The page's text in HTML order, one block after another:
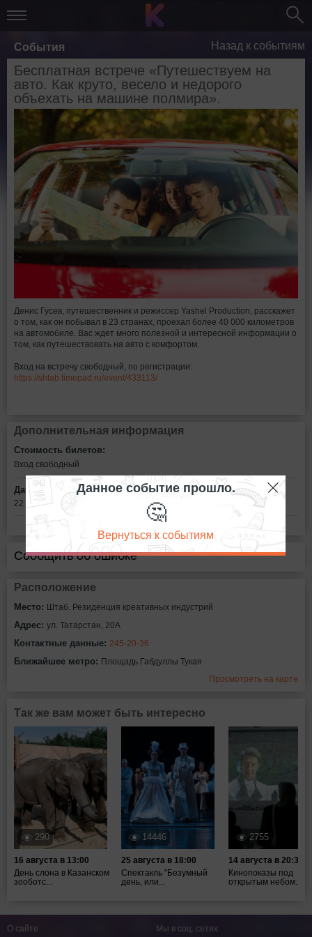
События Назад к событиям
Бесплатная встрече «Путешествуем на
авто. Как круто, весело и недорого
объехать на машине полмира».
Денис Гусев, путешественник и режиссер Yashel Production, расскажет
о том, как он побывал в 23 странах, проехал более 40 000 километров
на автомобиле. Вас ждет много полезной и интересной информации о
том, как путешествовать на авто с комфортом.
Вход на встречу свободный, по регистрации:
https://shtab.timepad.ru/event/433113/
Дополнительная информация
Стоимость билетов:
Вход свободный
Дата:
22 января в 17:00
Сообщить об ошибке
Расположение
Место: Штаб. Резиденция креативных индустрий
Адрес: ул. Татарстан, 20А
Контактные данные: 245-20-36
Ближайшее метро: Площадь Габдуллы Тукая
Просмотреть на карте
Так же вам может быть интересно
290
16 августа в 13:00
День слона в Казанском
зооботс...
14446
25 августа в 18:00
Спектакль "Безумный
день, или...
2755
14 августа в 20:30
Кинопоказы под
открытым небом...
Данное событие прошло.
🤔
Вернуться к событиям
О сайте Мы в соц. сетях